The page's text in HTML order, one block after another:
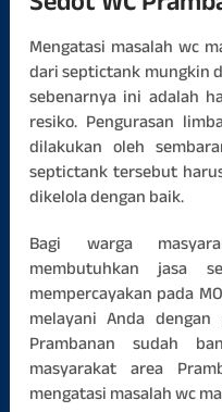
Mengatasi masalah wc
dari septictank mungkin
sebenarnya ini adalah
resiko. Pengurasan
dilakukan oleh
septictank tersebut
dikelola dengan baik.
Bagi warga
membutuhkan jasa
mempercayakan pada
melayani Anda
Prambanan sudah
masyarakat area
mengatasi masalah wc